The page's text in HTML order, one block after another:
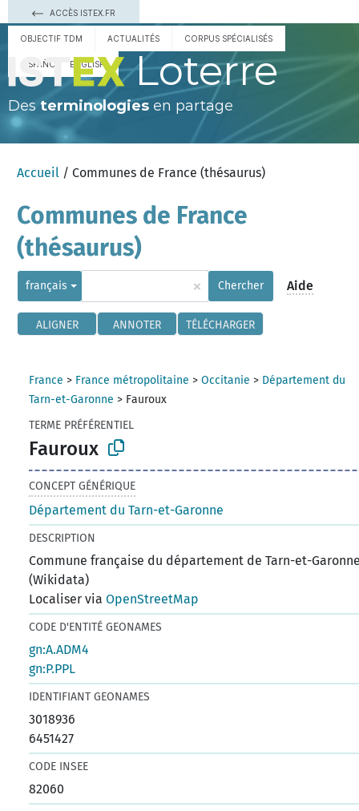
ACCÈS ISTEX.FR
OBJECTIF TDM ACTUALITÉS CORPUS SPÉCIALISÉS
ESPAÑOL ENGLISH Loterre
Des terminologies en partage
Accueil / Communes de France (thésaurus)
Communes de France
(thésaurus)
français × Chercher Aide
ALIGNER ANNOTER TÉLÉCHARGER
France > France métropolitaine >Occitanie > Département du
Tarn-et-Garonne > Fauroux
TERME PRÉFÉRENTIEL
Fauroux
CONCEPT GÉNÉRIQUE
Département du Tarn-et-Garonne
DESCRIPTION
Commune française du département de Tarn-et-
(Wikidata)
Localiser viaOpenStreetMap
CODE D'ENTITÉ GEONAMES
gn:A.ADM4
gn:P.PPL
IDENTIFIANT GEONAMES
3018936
6451427
CODE INSEE
82060